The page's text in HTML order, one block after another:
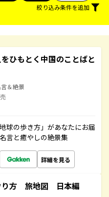
絞り込み条件を追加
ひもとく中国のことばと
＆絶景
球の歩き方」があなたにお届
言と癒やしの絶景集
詳細を見る
り方 旅地図 日本編